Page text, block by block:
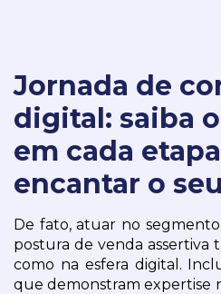
Jornada de
digital: saiba
em cada
encantar o
De fato, atuar no
postura de venda assertiva
como na esfera digital.
que demonstram expertise